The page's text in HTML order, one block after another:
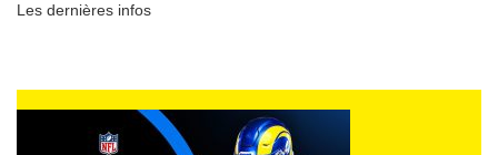
Les dernières infos